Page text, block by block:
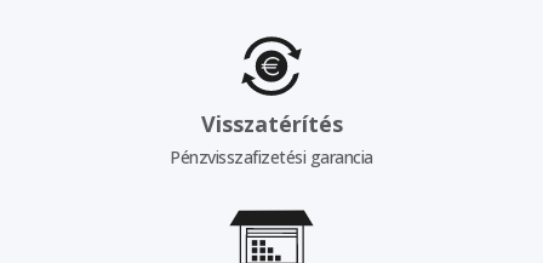
Visszatérítés
Pénzvisszafizetési garancia